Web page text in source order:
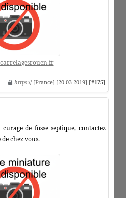
https:// [France] [20-03-2019] [#175]
de fosse septique, contactez
chez vous.